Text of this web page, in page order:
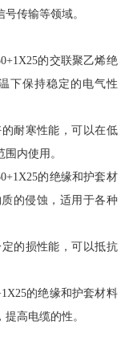
传输等领域。
的交联聚乙烯绝
下保持稳定的电气性
耐寒性能，可以在低
内使用。
的绝缘和护套材
的侵蚀，适用于各种
的损性能，可以抵抗
的绝缘和护套材料
高电缆的性。